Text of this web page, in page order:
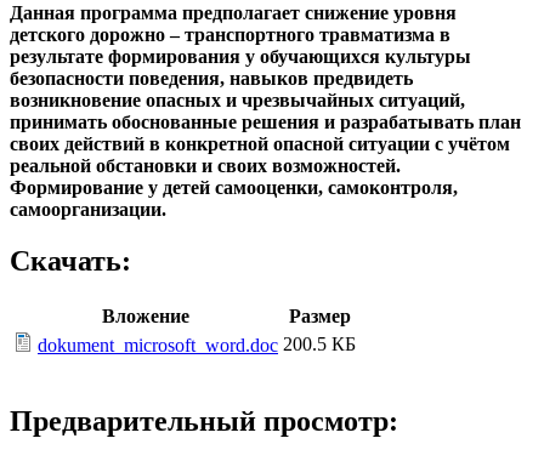
Данная программа предполагает снижение уровня
детского дорожно – транспортного травматизма в
результате формирования у обучающихся культуры
безопасности поведения, навыков предвидеть
возникновение опасных и чрезвычайных ситуаций,
принимать обоснованные решения и разрабатывать план
своих действий в конкретной опасной ситуации с учётом
реальной обстановки и своих возможностей.
Формирование у детей самооценки, самоконтроля,
самоорганизации.
Скачать:
Вложение
Размер
dokument_microsoft_word.doc 200.5 КБ
Предварительный просмотр: